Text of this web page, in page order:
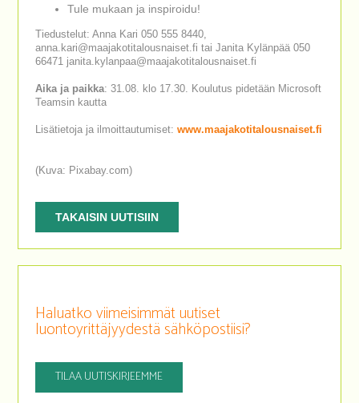
Tule mukaan ja inspiroidu!
Tiedustelut: Anna Kari 050 555 8440,
anna.kari@maajakotitalousnaiset.fi tai Janita Kylänpää 050
66471 janita.kylanpaa@maajakotitalousnaiset.fi
Aika ja paikka: 31.08. klo 17.30. Koulutus pidetään Microsoft
Teamsin kautta
Lisätietoja ja ilmoittautumiset: www.maajakotitalousnaiset.fi
(Kuva: Pixabay.com)
TAKAISIN UUTISIIN
Haluatko viimeisimmät uutiset
luontoyrittäjyydestä sähköpostiisi?
TILAA UUTISKIRJEEMME